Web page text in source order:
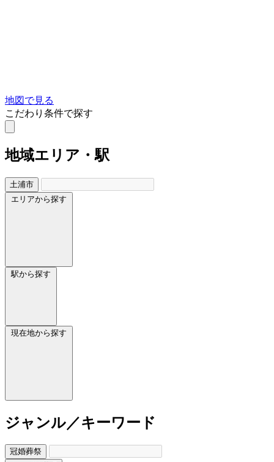
地図で見る
こだわり条件で探す
地域エリア・駅
土浦市
エリアから探す
駅から探す
現在地から探す
ジャンル／キーワード
冠婚葬祭